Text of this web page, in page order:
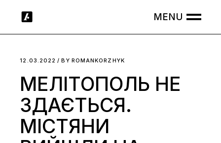
12.03.2022 BY ROMANKORZHYK
МЕЛІТОПОЛЬ НЕ
ЗДАЄТЬСЯ.
МІСТЯНИ